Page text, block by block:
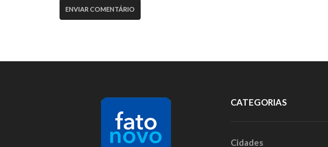
CATEGORIAS
Cidades